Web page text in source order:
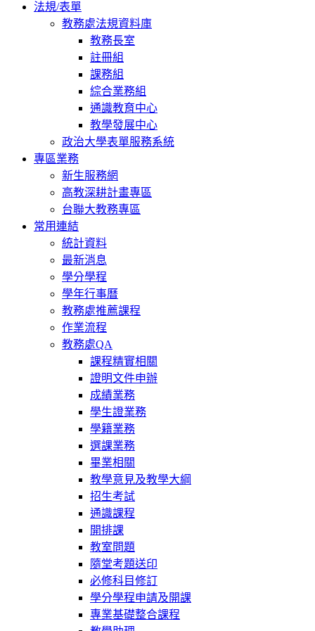
法規/表單
教務處法規資料庫
教務長室
註冊組
課務組
綜合業務組
通識教育中心
教學發展中心
政治大學表單服務系統
專區業務
新生服務網
高教深耕計畫專區
台聯大教務專區
常用連結
統計資料
最新消息
學分學程
學年行事曆
教務處推薦課程
作業流程
教務處QA
課程精實相關
證明文件申辦
成績業務
學生證業務
學籍業務
選課業務
畢業相關
教學意見及教學大綱
招生考試
通識課程
開排課
教室問題
隨堂考題送印
必修科目修訂
學分學程申請及開課
專業基礎整合課程